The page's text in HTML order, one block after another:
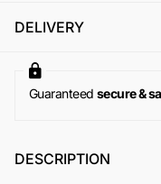
Per maggiori
DELIVERY
Guaranteed secure &
DESCRIPTION